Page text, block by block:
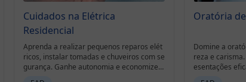
Cuidados na Elétrica
Residencial
Aprenda a realizar pequenos reparos elét
ricos, instalar tomadas e chuveiros com se
gurança. Ganhe autonomia e economize n
Oratória
Domine a
reza e
esentações